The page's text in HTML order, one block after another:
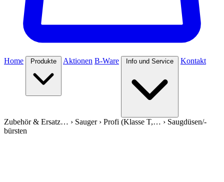
Home Produkte Aktionen B-Ware Info und Service Kontakt
Zubehör & Ersatz… › Sauger› Profi (Klasse T,… › Saugdüsen/-
bürsten